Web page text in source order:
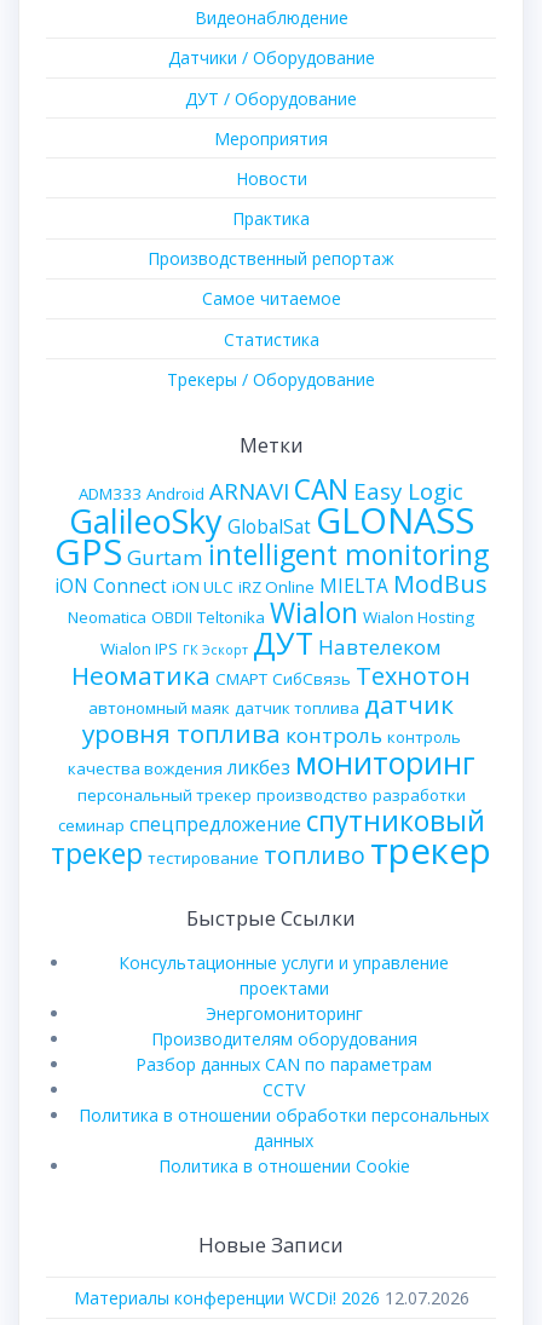
Видеонаблюдение
Датчики / Оборудование
ДУТ / Оборудование
Мероприятия
Новости
Практика
Производственный репортаж
Самое читаемое
Статистика
Трекеры / Оборудование
Метки
ADM333 Android ARNAVI CAN Easy Logic
GalileoSky GlobalSat GLONASS
GPS Gurtam intelligent monitoring
iON Connect iON ULC iRZ Online MIELTA ModBus
Neomatica OBDII Teltonika Wialon Wialon Hosting
Wialon IPS ГК Эскорт ДУТ Навтелеком
Неоматика СМАРТ СибСвязь Технотон
автономный маяк датчик топлива датчик
уровня топлива контроль контроль
качества вождения ликбез мониторинг
персональный трекер производство разработки
семинар спецпредложение спутниковый
трекер тестирование топливо трекер
Быстрые Ссылки
Консультационные услуги и управление
проектами
Энергомониторинг
Производителям оборудования
Разбор данных CAN по параметрам
CCTV
Политика в отношении обработки персональных
данных
Политика в отношении Cookie
Новые Записи
Материалы конференции WCDi! 2026 12.07.2026